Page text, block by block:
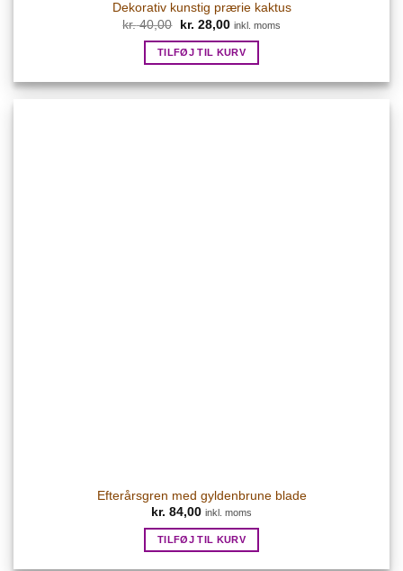
Dekorativ kunstig prærie kaktus
kr.40,00
Den
oprindelige
pris
var:
kr. 28,00Den
pris
er:
inkl. moms
TILFØJ TIL KURV
Efterårsgren med gyldenbrune blade
kr. 84,00 inkl. moms
TILFØJ TIL KURV